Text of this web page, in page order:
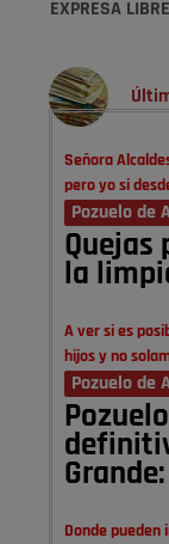
EXPRESA
Señora
pero yo si
Pozuelo de
Quejas
la
A ver si es
hijos y no
Pozuelo de
Donde pueden